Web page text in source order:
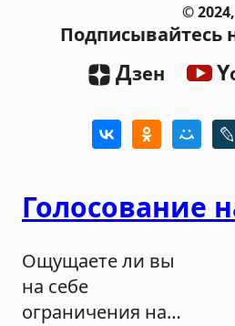
©
Подписывайтесь
Дзен Y
Голосование
Ощущаете ли вы
на себе
ограничения на